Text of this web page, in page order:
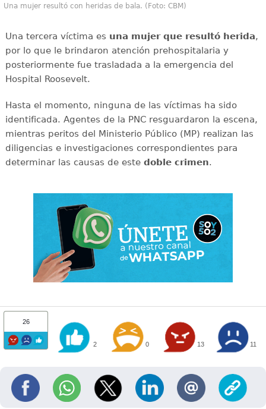
Una mujer resultó con heridas de bala. (Foto: CBM)
Una tercera víctima es una mujer que resultó herida,
por lo que le brindaron atención prehospitalaria y
posteriormente fue trasladada a la emergencia del
Hospital Roosevelt.
Hasta el momento, ninguna de las víctimas ha sido
identificada. Agentes de la PNC resguardaron la escena,
mientras peritos del Ministerio Público (MP) realizan las
diligencias e investigaciones correspondientes para
determinar las causas de este doble crimen.
26
2 0 13 11